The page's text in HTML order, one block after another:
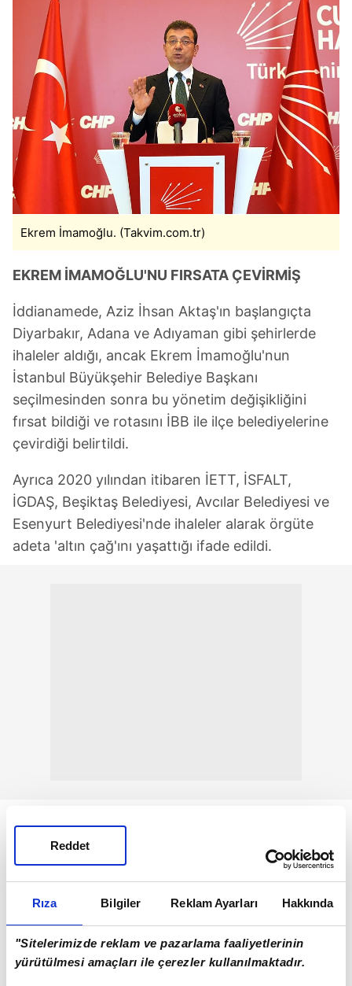
Rıza Bilgiler Reklam Ayarları Hakkında
"Sitelerimizde reklam ve pazarlama faaliyetlerinin
yürütülmesi amaçları ile çerezler kullanılmaktadır.
Reddet
Ekrem İmamoğlu. (Takvim.com.tr)
EKREM İMAMOĞLU'NU FIRSATA ÇEVİRMİŞ
İddianamede, Aziz İhsan Aktaş'ın başlangıçta
Diyarbakır, Adana ve Adıyaman gibi şehirlerde
ihaleler aldığı, ancak Ekrem İmamoğlu'nun
İstanbul Büyükşehir Belediye Başkanı
seçilmesinden sonra bu yönetim değişikliğini
fırsat bildiği ve rotasını İBB ile ilçe belediyelerine
çevirdiği belirtildi.
Ayrıca 2020 yılından itibaren İETT, İSFALT,
İGDAŞ, Beşiktaş Belediyesi, Avcılar Belediyesi ve
Esenyurt Belediyesi'nde ihaleler alarak örgüte
adeta 'altın çağ'ını yaşattığı ifade edildi.